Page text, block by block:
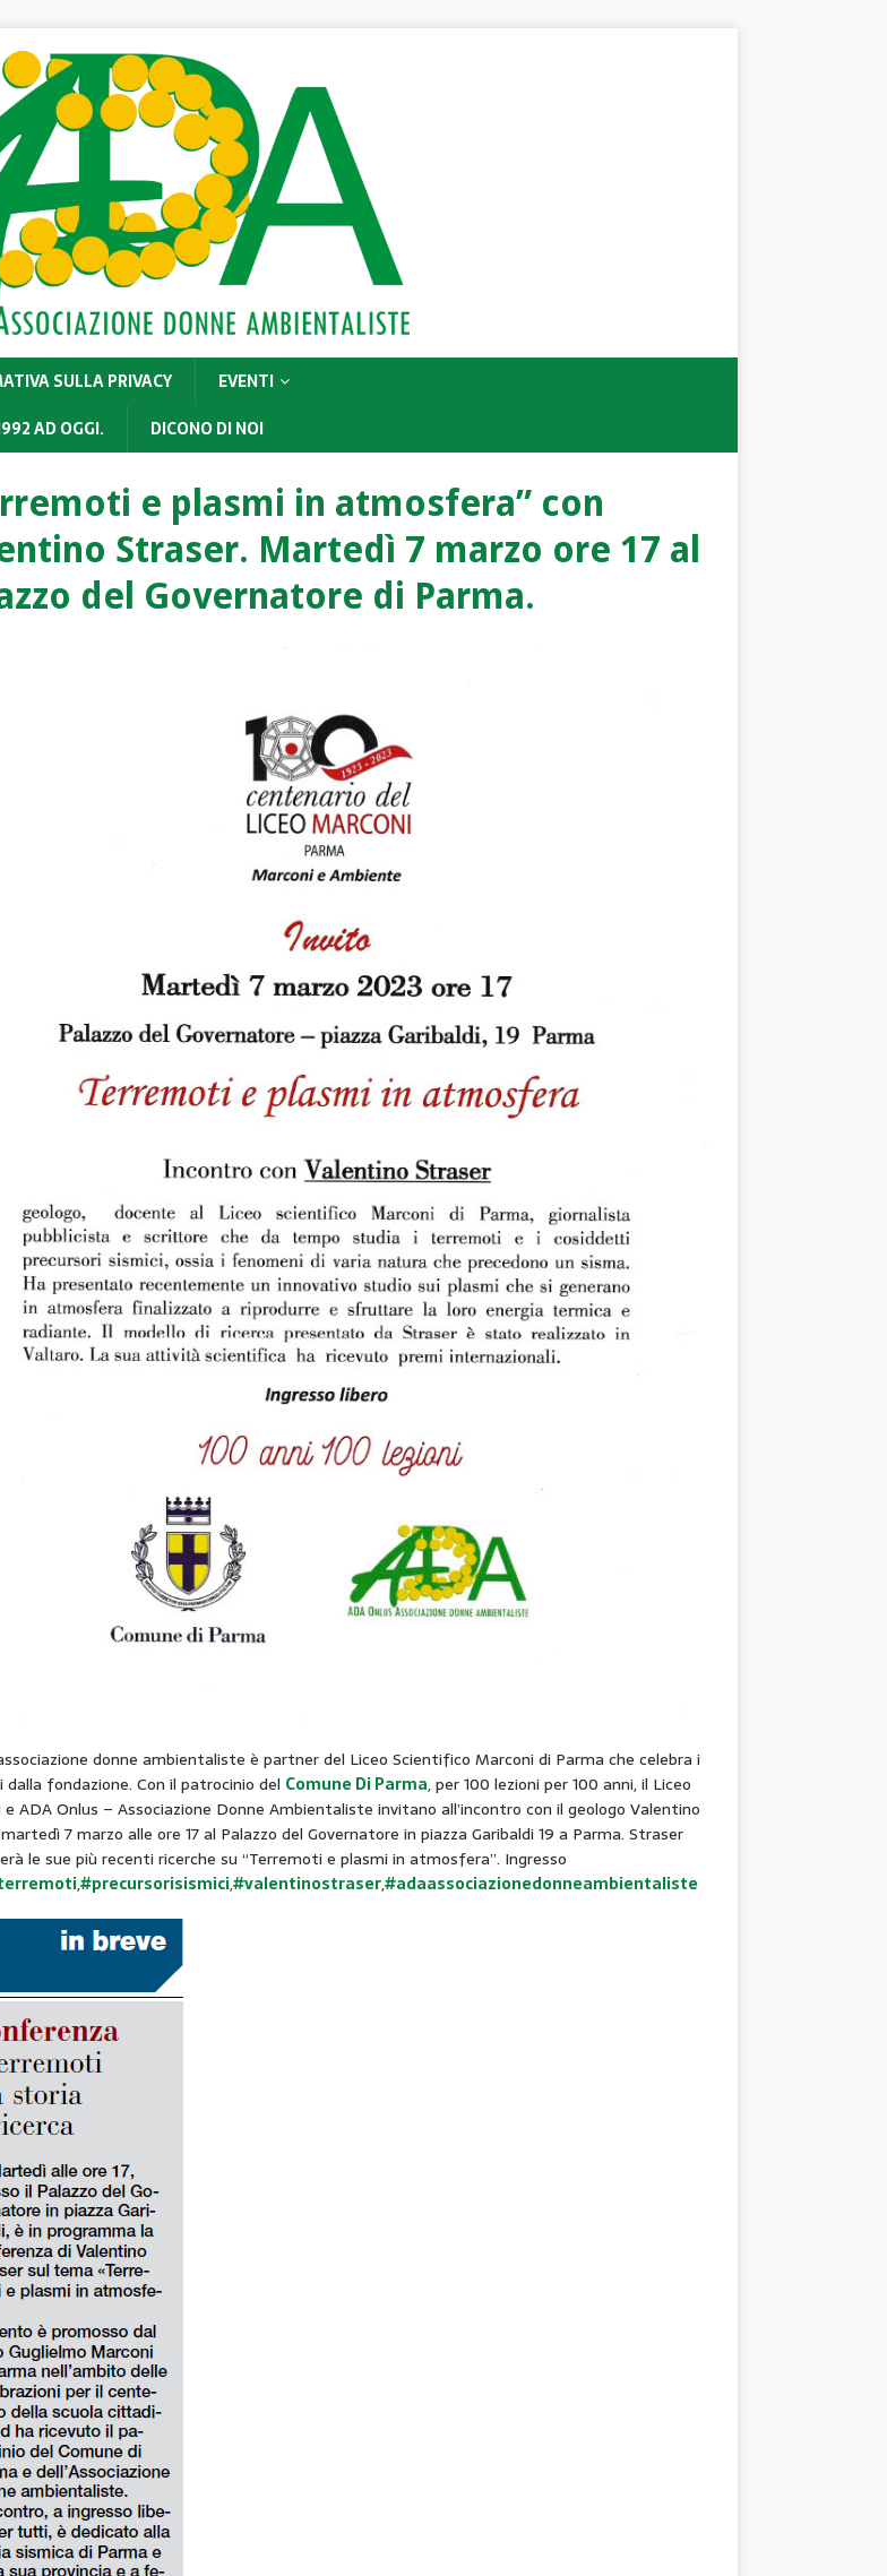
SULLA PRIVACY
EVENTI
AD OGGI.
DICONO DI NOI
e plasmi in atmosfera” con
Straser. Martedì 7 marzo ore 17 al
del Governatore di Parma.
donne ambientaliste è partner del Liceo Scientifico Marconi di Parma che celebra i
dalla fondazione. Con il patrocinio del Comune Di Parma, per 100 lezioni per 100 anni, il Liceo
ADA Onlus – Associazione Donne Ambientaliste invitano all’incontro con il geologo Valentino
7 marzo alle ore 17 al Palazzo del Governatore in piazza Garibaldi 19 a Parma. Straser
le sue più recenti ricerche su “Terremoti e plasmi in atmosfera”. Ingresso
,#precursorisismici,#valentinostraser,#adaassociazionedonneambientaliste